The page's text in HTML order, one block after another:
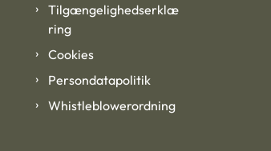
Tilgængelighedserklæ
ring
Cookies
Persondatapolitik
Whistleblowerordning